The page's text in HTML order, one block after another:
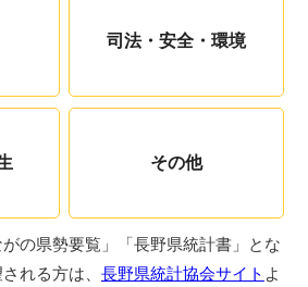
司法・安全・環境
その他
の県勢要覧」「長野県統計書」とな
れる方は、 長野県統計協会サイト よ